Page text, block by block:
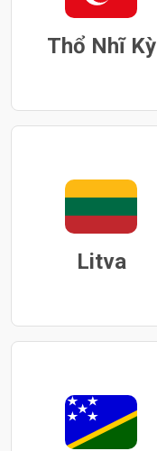
Thổ Nhĩ Kỳ
Litva